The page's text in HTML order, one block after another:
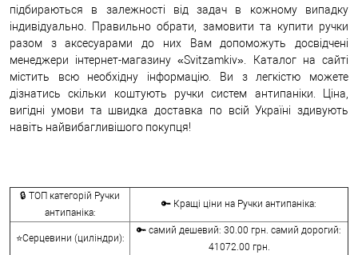
підбираються в залежності від задач в кожному випадку
індивідуально. Правильно обрати, замовити та купити ручки
разом з аксесуарами до них Вам допоможуть досвідчені
менеджери інтернет-магазину «Svitzamkiv». Каталог на сайті
містить всю необхідну інформацію. Ви з легкістю можете
дізнатись скільки коштують ручки систем антипаніки. Ціна,
вигідні умови та швидка доставка по всій Україні здивують
навіть найвибагливішого покупця!
🔒 ТОП категорій Ручки
антипаніка:
🔑 Кращі ціни на Ручки антипаніка:
⭐Серцевини (циліндри):
🔑 самий дешевий: 30.00 грн. самий дорогий:
41072.00 грн.